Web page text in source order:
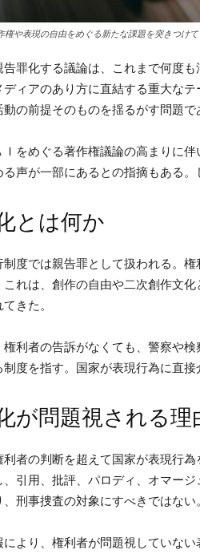
や表現の自由をめぐる新たな課題を突きつけて
罪化する議論は、これまで何度
ィアのあり方に直結する重大な
の前提そのものを揺るがす問題で
をめぐる著作権議論の高まりに
声が一部にあるとの指摘もある
とは何か
度では親告罪として扱われる。
これは、創作の自由や二次創作文
きた。
利者の告訴がなくても、警察や
度を指す。国家が表現行為に直接
が問題視される理
者の判断を超えて国家が表現行
引用、批評、パロディ、オマー
刑事捜査の対象にすべきではない。
より、権利者が問題視していな